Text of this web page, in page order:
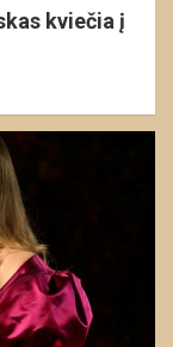
kviečia į